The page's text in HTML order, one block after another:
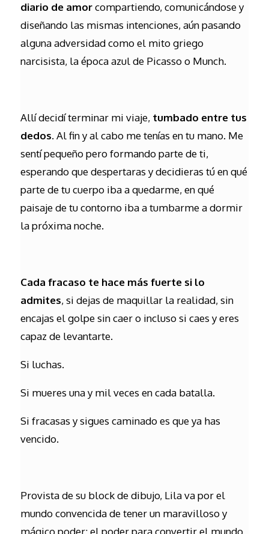
diario de amorcompartiendo, comunicándose y
diseñando las mismas intenciones, aún pasando
alguna adversidad como el mito griego
narcisista, la época azul de Picasso o Munch.
Allí decidí terminar mi viaje, tumbado entre tus
dedos. Al fin y al cabo me tenías en tu mano. Me
sentí pequeño pero formando parte de ti,
esperando que despertaras y decidieras tú en qué
parte de tu cuerpo iba a quedarme, en qué
paisaje de tu contorno iba a tumbarme a dormir
la próxima noche.
Cada fracaso te hace más fuerte si lo
admites, si dejas de maquillar la realidad, sin
encajas el golpe sin caer o incluso si caes y eres
capaz de levantarte.
Si luchas.
Si mueres una y mil veces en cada batalla.
Si fracasas y sigues caminado es que ya has
vencido.
Provista de su block de dibujo, Lila va por el
mundo convencida de tener un maravilloso y
mágico poder: el poder para convertir el mundo